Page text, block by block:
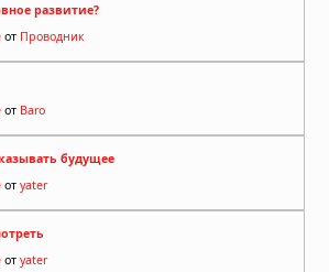
развитие?
от Проводник
от Baro
будущее
от yater
от yater